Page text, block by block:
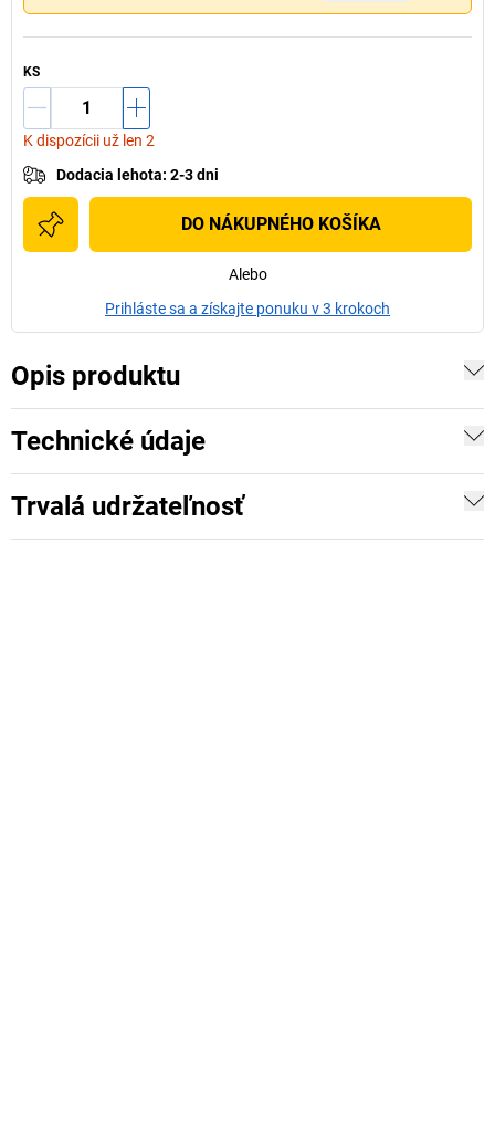
KS
K dispozícii už len 2
Dodacia lehota: 2-3 dni
DO NÁKUPNÉHO KOŠÍKA
Alebo
Prihláste sa a získajte ponuku v 3 krokoch
Opis produktu
Technické údaje
Trvalá udržateľnosť